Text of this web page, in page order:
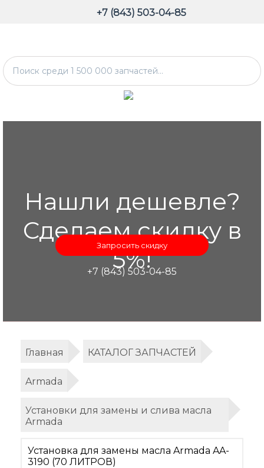
+7 (843) 503-04-85
Нашли дешевле?
Сделаем скидку в
5%!
Запросить скидку
+7 (843) 503-04-85
Главная КАТАЛОГ ЗАПЧАСТЕЙ
Armada
Установки для замены и слива масла
Armada
Установка для замены масла Armada AA-
3190 (70 ЛИТРОВ)